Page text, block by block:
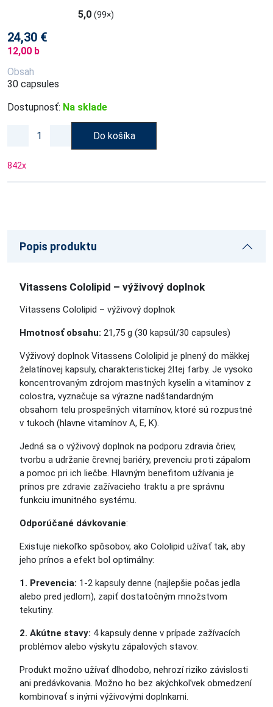
5,0 (99×)
24,30 €
12,00 b
Obsah
30 capsules
Dostupnosť: Na sklade
Do košíka
842x
Popis produktu
Vitassens Cololipid – výživový doplnok
Vitassens Cololipid – výživový doplnok
Hmotnosť obsahu: 21,75 g (30 kapsúl/30 capsules)
Výživový doplnok Vitassens Cololipid je plnený do mäkkej
želatínovej kapsuly, charakteristickej žltej farby. Je vysoko
koncentrovaným zdrojom mastných kyselín a vitamínov z
colostra, vyznačuje sa výrazne nadštandardným
obsahom telu prospešných vitamínov, ktoré sú rozpustné
v tukoch (hlavne vitamínov A, E, K).
Jedná sa o výživový doplnok na podporu zdravia čriev,
tvorbu a udržanie črevnej bariéry, prevenciu proti zápalom
a pomoc pri ich liečbe. Hlavným benefitom užívania je
prínos pre zdravie zažívacieho traktu a pre správnu
funkciu imunitného systému.
Odporúčané dávkovanie:
Existuje niekoľko spôsobov, ako Cololipid užívať tak, aby
jeho prínos a efekt bol optimálny:
1. Prevencia: 1-2 kapsuly denne (najlepšie počas jedla
alebo pred jedlom), zapiť dostatočným množstvom
tekutiny.
2. Akútne stavy: 4 kapsuly denne v prípade zažívacích
problémov alebo výskytu zápalových stavov.
Produkt možno užívať dlhodobo, nehrozí riziko závislosti
ani predávkovania. Možno ho bez akýchkoľvek obmedzení
kombinovať s inými výživovými doplnkami.